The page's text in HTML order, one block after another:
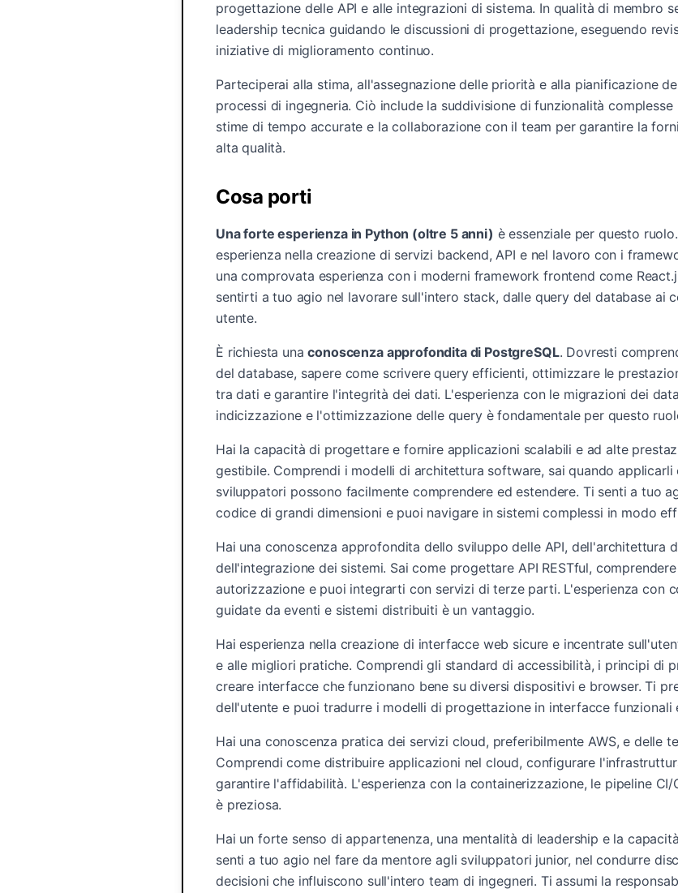
progettazione delle API e alle integrazioni di sistema. In qualità di membro
leadership tecnica guidando le discussioni di progettazione, eseguendo
iniziative di miglioramento continuo.
Parteciperai alla stima, all'assegnazione delle priorità e alla pianificazione
processi di ingegneria. Ciò include la suddivisione di funzionalità
stime di tempo accurate e la collaborazione con il team per garantire la
alta qualità.
Cosa porti
Una forte esperienza in Python (oltre 5 anni) è essenziale per questo
esperienza nella creazione di servizi backend, API e nel lavoro con i
una comprovata esperienza con i moderni framework frontend come
sentirti a tuo agio nel lavorare sull'intero stack, dalle query del database ai
utente.
È richiesta unaconoscenza approfondita di PostgreSQL. Dovresti
del database, sapere come scrivere query efficienti, ottimizzare le
tra dati e garantire l'integrità dei dati. L'esperienza con le migrazioni dei
indicizzazione e l'ottimizzazione delle query è fondamentale per questo
Hai la capacità di progettare e fornire applicazioni scalabili e ad alte
gestibile. Comprendi i modelli di architettura software, sai quando
sviluppatori possono facilmente comprendere ed estendere. Ti senti a tuo
codice di grandi dimensioni e puoi navigare in sistemi complessi in modo
Hai una conoscenza approfondita dello sviluppo delle API, dell'architettura
dell'integrazione dei sistemi. Sai come progettare API RESTful,
autorizzazione e puoi integrarti con servizi di terze parti. L'esperienza con
guidate da eventi e sistemi distribuiti è un vantaggio.
Hai esperienza nella creazione di interfacce web sicure e incentrate
e alle migliori pratiche. Comprendi gli standard di accessibilità, i principi di
creare interfacce che funzionano bene su diversi dispositivi e browser. Ti
dell'utente e puoi tradurre i modelli di progettazione in interfacce funzionali
Hai una conoscenza pratica dei servizi cloud, preferibilmente AWS, e delle
Comprendi come distribuire applicazioni nel cloud, configurare
garantire l'affidabilità. L'esperienza con la containerizzazione, le pipeline
è preziosa.
Hai un forte senso di appartenenza, una mentalità di leadership e la
senti a tuo agio nel fare da mentore agli sviluppatori junior, nel condurre
decisioni che influiscono sull'intero team di ingegneri. Ti assumi la